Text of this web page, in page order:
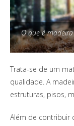
O que é
Trata-se de um
qualidade. A
estruturas, pisos,
Além de contribuir